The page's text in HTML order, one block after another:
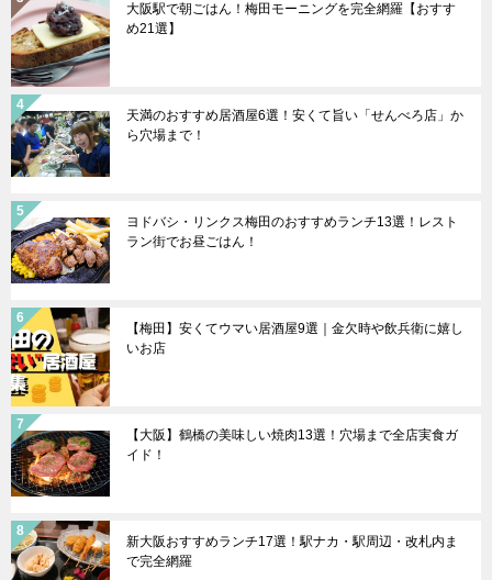
大阪駅で朝ごはん！梅田モーニングを完全網羅【おすす
め21選】
天満のおすすめ居酒屋6選！安くて旨い「せんべろ店」か
ら穴場まで！
ヨドバシ・リンクス梅田のおすすめランチ13選！レスト
ラン街でお昼ごはん！
【梅田】安くてウマい居酒屋9選｜金欠時や飲兵衛に嬉し
いお店
【大阪】鶴橋の美味しい焼肉13選！穴場まで全店実食ガ
イド！
新大阪おすすめランチ17選！駅ナカ・駅周辺・改札内ま
で完全網羅